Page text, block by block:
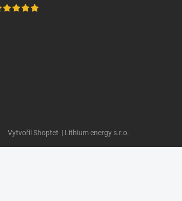
Vytvořil Shoptet | Lithium energy s.r.o.